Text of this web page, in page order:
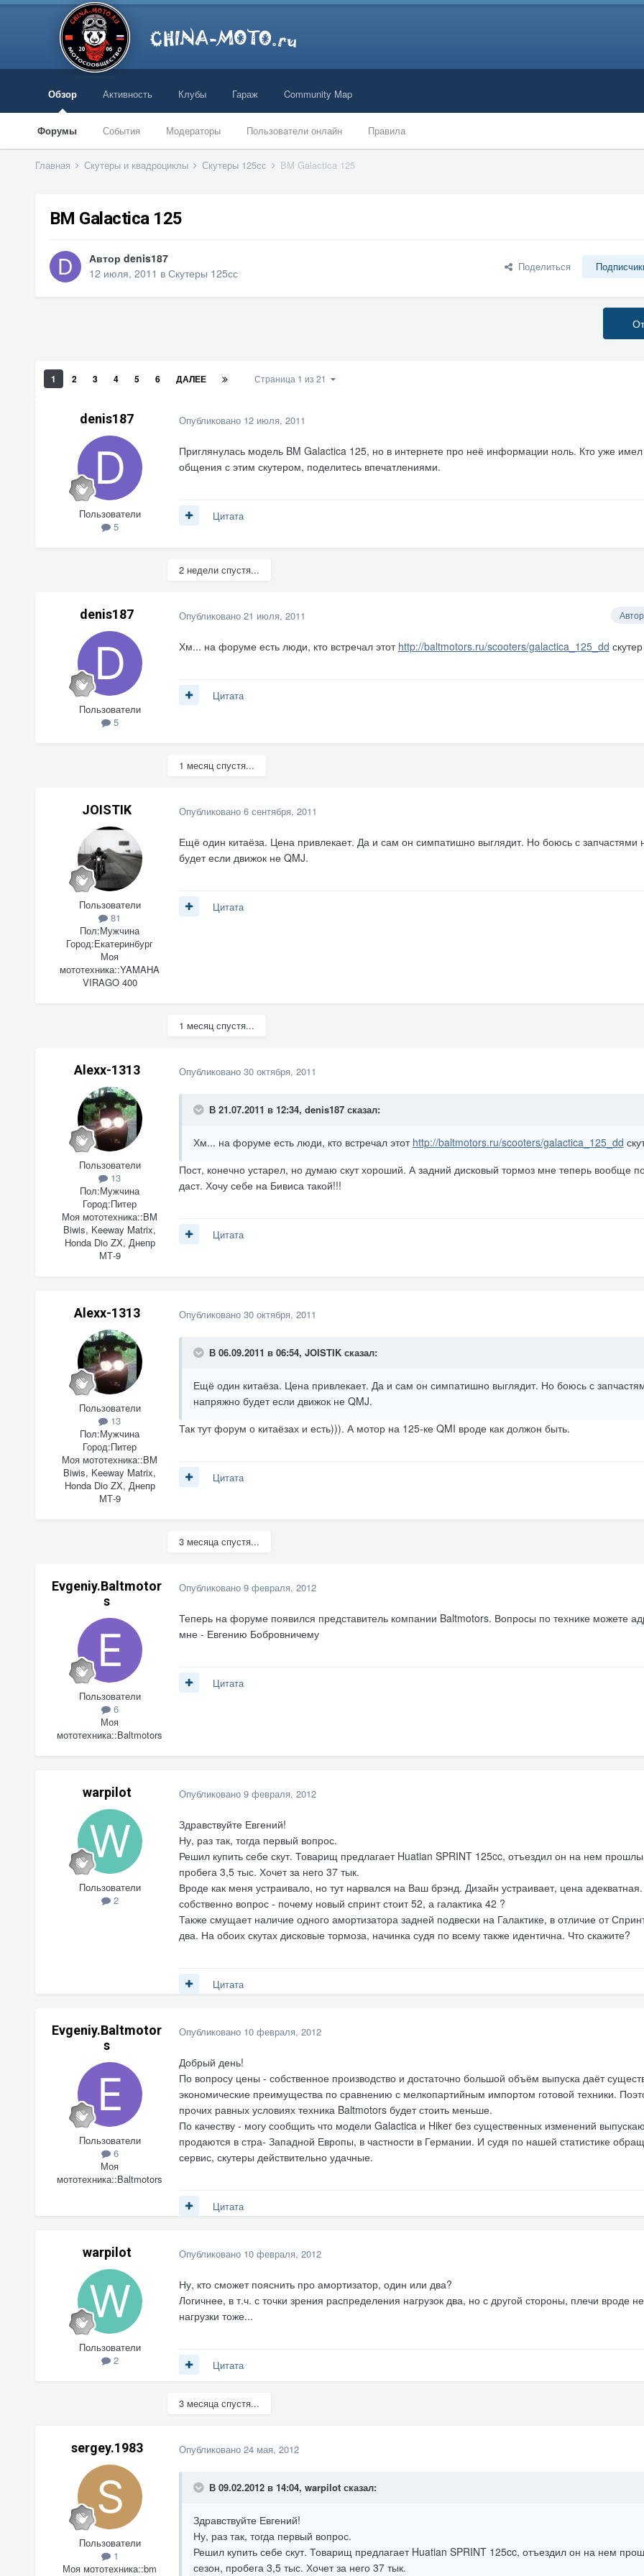
Обзор
Форумы События Модераторы Пользователи онлайн Правила
Активность Клубы Гараж Community Map
Главная Скутеры и квадроциклы Скутеры 125сс BM Galactica 125
BM Galactica 125
Автор denis187
12 июля, 2011 в Скутеры 125сс Поделиться
1 2 3 4 5 6 ДАЛЕЕ Страница 1 из 21
denis187
Пользователи
5
Опубликовано 12 июля, 2011
Приглянулась модель BM Galactica 125, но в интернете про неё информации ноль. Кто уже
общения с этим скутером, поделитесь впечатлениями.
Цитата
2 недели спустя...
denis187
Пользователи
5
Автор
Опубликовано 21 июля, 2011
Хм... на форуме есть люди, кто встречал этот http://baltmotors.ru/scooters/galactica_125_dd
Цитата
1 месяц спустя...
JOISTIK
Пользователи
81
Пол:Мужчина
Город:Екатеринбург
Моя
мототехника::YAMAHA
VIRAGO 400
Опубликовано 6 сентября, 2011
Ещё один китаёза. Цена привлекает. Да и сам он симпатишно выглядит. Но боюсь с запчастями
будет если движок не QMJ.
Цитата
1 месяц спустя...
Alexx-1313
Пользователи
13
Пол:Мужчина
Город:Питер
Моя мототехника::BM
Biwis, Keeway Matrix,
Honda Dio ZX, Днепр
МТ-9
Опубликовано 30 октября, 2011
В 21.07.2011 в 12:34, denis187 сказал:
Хм... на форуме есть люди, кто встречал этот http://baltmotors.ru/scooters/galactica_125_dd
Пост, конечно устарел, но думаю скут хороший. А задний дисковый тормоз мне теперь вообще
даст. Хочу себе на Бивиса такой!!!
Цитата
Alexx-1313
Пользователи
13
Пол:Мужчина
Город:Питер
Моя мототехника::BM
Biwis, Keeway Matrix,
Honda Dio ZX, Днепр
МТ-9
Опубликовано 30 октября, 2011
В 06.09.2011 в 06:54, JOISTIK сказал:
Ещё один китаёза. Цена привлекает. Да и сам он симпатишно выглядит. Но боюсь с
напряжно будет если движок не QMJ.
Так тут форум о китаёзах и есть))). А мотор на 125-ке QMI вроде как должон быть.
Цитата
3 месяца спустя...
Evgeniy.Baltmotor
s
Пользователи
6
Моя
мототехника::Baltmotors
Опубликовано 9 февраля, 2012
Теперь на форуме появился представитель компании Baltmotors. Вопросы по технике можете
мне - Евгению Бобровничему
Цитата
warpilot
Пользователи
2
Опубликовано 9 февраля, 2012
Здравствуйте Евгений!
Ну, раз так, тогда первый вопрос.
Решил купить себе скут. Товарищ предлагает Huatian SPRINT 125cc, отъездил он на нем
пробега 3,5 тыс. Хочет за него 37 тык.
Вроде как меня устраивало, но тут нарвался на Ваш брэнд. Дизайн устраивает, цена
собственно вопрос - почему новый спринт стоит 52, а галактика 42 ?
Также смущает наличие одного амортизатора задней подвески на Галактике, в отличие от
два. На обоих скутах дисковые тормоза, начинка судя по всему также идентична. Что скажите?
Цитата
Evgeniy.Baltmotor
s
Пользователи
6
Моя
мототехника::Baltmotors
Опубликовано 10 февраля, 2012
Добрый день!
По вопросу цены - собственное производство и достаточно большой объём выпуска даёт
экономические преимущества по сравнению с мелкопартийным импортом готовой техники.
прочих равных условиях техника Baltmotors будет стоить меньше.
По качеству - могу сообщить что модели Galactica и Hiker без существенных изменений
продаются в стра- Западной Европы, в частности в Германии. И судя по нашей статистике
сервис, скутеры действительно удачные.
Цитата
warpilot
Пользователи
2
Опубликовано 10 февраля, 2012
Ну, кто сможет пояснить про амортизатор, один или два?
Логичнее, в т.ч. с точки зрения распределения нагрузок два, но с другой стороны, плечи вроде
нагрузки тоже...
Цитата
3 месяца спустя...
sergey.1983
Пользователи
1
Моя мототехника::bm
Опубликовано 24 мая, 2012
В 09.02.2012 в 14:04, warpilot сказал:
Здравствуйте Евгений!
Ну, раз так, тогда первый вопрос.
Решил купить себе скут. Товарищ предлагает Huatian SPRINT 125cc, отъездил он на нем
сезон, пробега 3,5 тыс. Хочет за него 37 тык.